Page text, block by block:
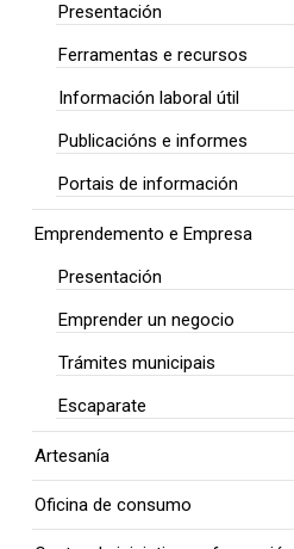
Presentación
Ferramentas e recursos
Información laboral útil
Publicacións e informes
Portais de información
Emprendemento e Empresa
Presentación
Emprender un negocio
Trámites municipais
Escaparate
Artesanía
Oficina de consumo